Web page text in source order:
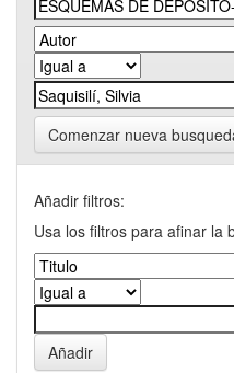
Comenzar nueva
Añadir filtros:
Usa los filtros para afinar la